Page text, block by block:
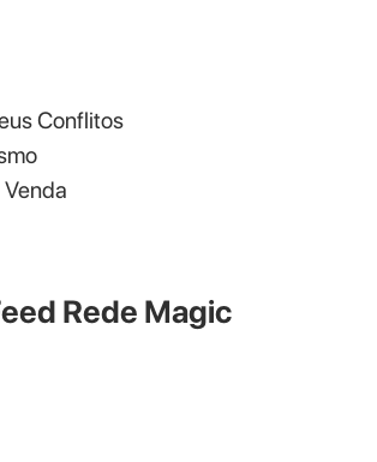
Conflitos
Rede Magic